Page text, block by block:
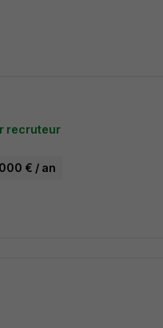
recruteur
€ / an